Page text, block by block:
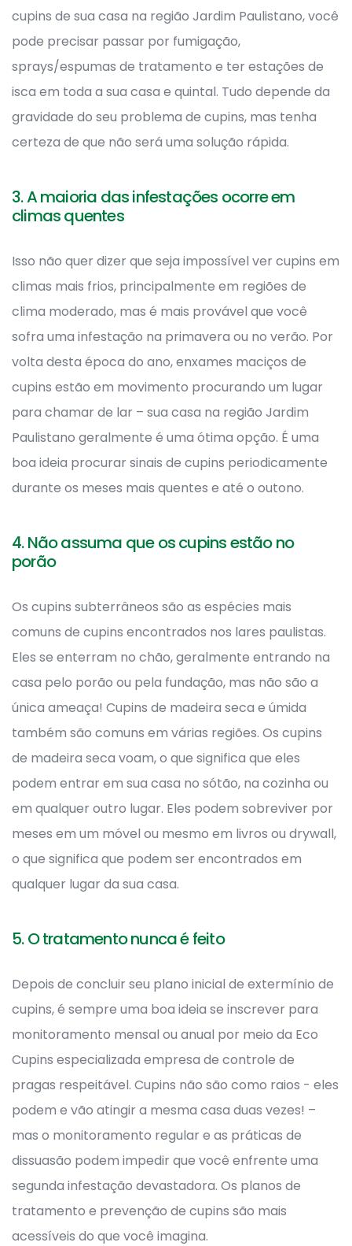
cupins de sua casa na região Jardim Paulistano, você
pode precisar passar por fumigação,
sprays/espumas de tratamento e ter estações de
isca em toda a sua casa e quintal. Tudo depende da
gravidade do seu problema de cupins, mas tenha
certeza de que não será uma solução rápida.
3. A maioria das infestações ocorre em
climas quentes
Isso não quer dizer que seja impossível ver cupins em
climas mais frios, principalmente em regiões de
clima moderado, mas é mais provável que você
sofra uma infestação na primavera ou no verão. Por
volta desta época do ano, enxames maciços de
cupins estão em movimento procurando um lugar
para chamar de lar – sua casa na região Jardim
Paulistano geralmente é uma ótima opção. É uma
boa ideia procurar sinais de cupins periodicamente
durante os meses mais quentes e até o outono.
4. Não assuma que os cupins estão no
porão
Os cupins subterrâneos são as espécies mais
comuns de cupins encontrados nos lares paulistas.
Eles se enterram no chão, geralmente entrando na
casa pelo porão ou pela fundação, mas não são a
única ameaça! Cupins de madeira seca e úmida
também são comuns em várias regiões. Os cupins
de madeira seca voam, o que significa que eles
podem entrar em sua casa no sótão, na cozinha ou
em qualquer outro lugar. Eles podem sobreviver por
meses em um móvel ou mesmo em livros ou drywall,
o que significa que podem ser encontrados em
qualquer lugar da sua casa.
5. O tratamento nunca é feito
Depois de concluir seu plano inicial de extermínio de
cupins, é sempre uma boa ideia se inscrever para
monitoramento mensal ou anual por meio da Eco
Cupins especializada empresa de controle de
pragas respeitável. Cupins não são como raios - eles
podem e vão atingir a mesma casa duas vezes! –
mas o monitoramento regular e as práticas de
dissuasão podem impedir que você enfrente uma
segunda infestação devastadora. Os planos de
tratamento e prevenção de cupins são mais
acessíveis do que você imagina.